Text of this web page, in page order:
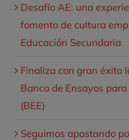
Desafío AE: una
fomento de cultura
Educación Secundaria
Finaliza con gran éxito
Banco de Ensayos
(BEE)
Seguimos apostando